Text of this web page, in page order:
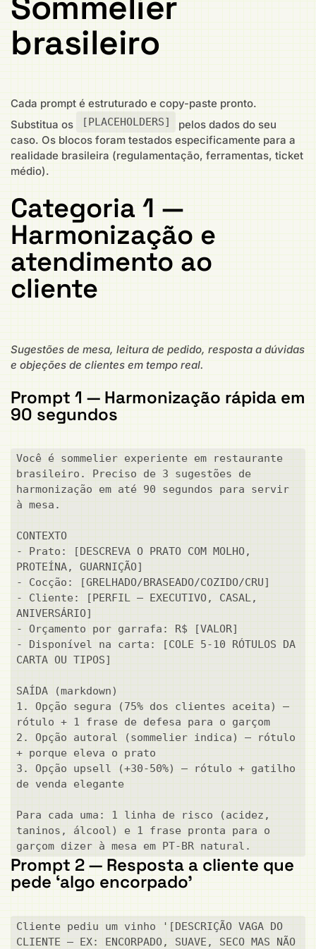
brasileiro
Cada prompt é estruturado e copy-paste pronto.
Substitua os
[PLACEHOLDERS]
pelos dados do seu
caso. Os blocos foram testados especificamente para a
realidade brasileira (regulamentação, ferramentas, ticket
médio).
Categoria 1 —
Harmonização e
atendimento ao
cliente
Sugestões de mesa, leitura de pedido, resposta a dúvidas
e objeções de clientes em tempo real.
Prompt 1 — Harmonização rápida em
90 segundos
Você é sommelier experiente em restaurante
brasileiro. Preciso de 3 sugestões de
harmonização em até 90 segundos para servir
à mesa.
CONTEXTO
- Prato: [DESCREVA O PRATO COM MOLHO,
PROTEÍNA, GUARNIÇÃO]
- Cocção: [GRELHADO/BRASEADO/COZIDO/CRU]
- Cliente: [PERFIL — EXECUTIVO, CASAL,
ANIVERSÁRIO]
- Orçamento por garrafa: R$ [VALOR]
- Disponível na carta: [COLE 5-10 RÓTULOS DA
CARTA OU TIPOS]
SAÍDA (markdown)
1. Opção segura (75% dos clientes aceita) —
rótulo + 1 frase de defesa para o garçom
2. Opção autoral (sommelier indica) — rótulo
+ porque eleva o prato
3. Opção upsell (+30-50%) — rótulo + gatilho
de venda elegante
Para cada uma: 1 linha de risco (acidez,
taninos, álcool) e 1 frase pronta para o
garçom dizer à mesa em PT-BR natural.
Prompt 2 — Resposta a cliente que
pede ‘algo encorpado’
Cliente pediu um vinho '[DESCRIÇÃO VAGA DO
CLIENTE — EX: ENCORPADO, SUAVE, SECO MAS NÃO